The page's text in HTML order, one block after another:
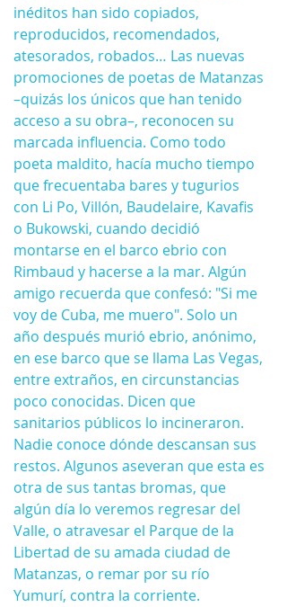
inéditos han sido copiados,
reproducidos, recomendados,
atesorados, robados… Las nuevas
promociones de poetas de Matanzas
–quizás los únicos que han tenido
acceso a su obra–, reconocen su
marcada influencia. Como todo
poeta maldito, hacía mucho tiempo
que frecuentaba bares y tugurios
con Li Po, Villón, Baudelaire, Kavafis
o Bukowski, cuando decidió
montarse en el barco ebrio con
Rimbaud y hacerse a la mar. Algún
amigo recuerda que confesó: "Si me
voy de Cuba, me muero". Solo un
año después murió ebrio, anónimo,
en ese barco que se llama Las Vegas,
entre extraños, en circunstancias
poco conocidas. Dicen que
sanitarios públicos lo incineraron.
Nadie conoce dónde descansan sus
restos. Algunos aseveran que esta es
otra de sus tantas bromas, que
algún día lo veremos regresar del
Valle, o atravesar el Parque de la
Libertad de su amada ciudad de
Matanzas, o remar por su río
Yumurí, contra la corriente.